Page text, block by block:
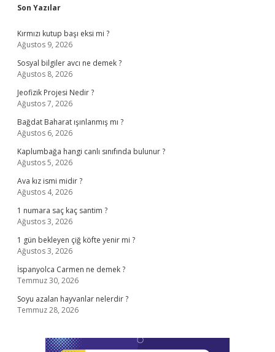
Sidebar
Son Yazılar
Kırmızı kutup başı eksi mi ?
Ağustos 9, 2026
Sosyal bilgiler avcı ne demek ?
Ağustos 8, 2026
Jeofizik Projesi Nedir ?
Ağustos 7, 2026
Bağdat Baharat ışınlanmış mı ?
Ağustos 6, 2026
Kaplumbağa hangi canlı sınıfında bulunur ?
Ağustos 5, 2026
Ava kız ismi midir ?
Ağustos 4, 2026
1 numara saç kaç santim ?
Ağustos 3, 2026
1 gün bekleyen çiğ köfte yenir mi ?
Ağustos 3, 2026
İspanyolca Carmen ne demek ?
Temmuz 30, 2026
Soyu azalan hayvanlar nelerdir ?
Temmuz 28, 2026